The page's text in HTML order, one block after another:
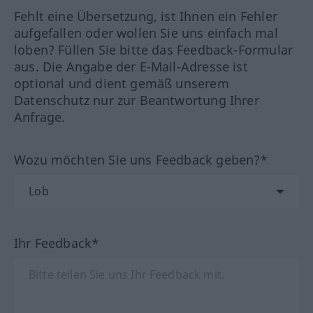
Fehlt eine Übersetzung, ist Ihnen ein Fehler
aufgefallen oder wollen Sie uns einfach mal
loben? Füllen Sie bitte das Feedback-Formular
aus. Die Angabe der E-Mail-Adresse ist
optional und dient gemäß unserem
Datenschutz nur zur Beantwortung Ihrer
Anfrage.
Wozu möchten Sie uns Feedback geben?*
Ihr Feedback*